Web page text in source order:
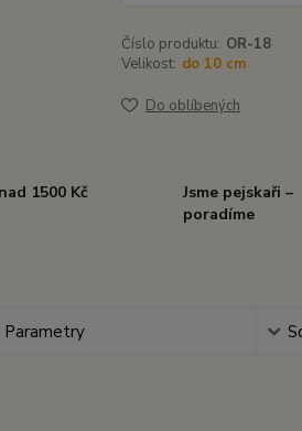
Číslo produktu: OR-18
Velikost: do 10 cm
Do oblíbených
1500 Kč
Jsme pejskaři –
poradíme
Parametry